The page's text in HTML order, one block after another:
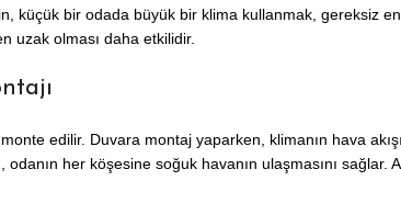
küçük bir odada büyük bir klima kullanmak, gereksiz
uzak olması daha etkilidir.
edilir. Duvara montaj yaparken, klimanın hava
her köşesine soğuk havanın ulaşmasını sağlar.